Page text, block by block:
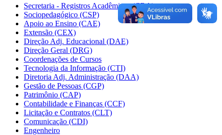
Secretaria - Registros Acadêmicos (CRA)
Sociopedagógico (CSP)
Apoio ao Ensino (CAE)
Extensão (CEX)
Direção Adj. Educacional (DAE)
Direção Geral (DRG)
Coordenações de Cursos
Tecnologia da Informação (CTI)
Diretoria Adj. Administração (DAA)
Gestão de Pessoas (CGP)
Patrimônio (CAP)
Contabilidade e Finanças (CCF)
Licitação e Contratos (CLT)
Comunicação (CDI)
Engenheiro